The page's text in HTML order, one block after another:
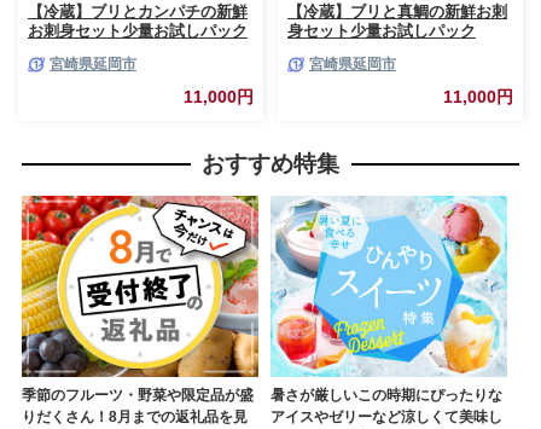
【冷蔵】ブリとカンパチの新鮮
お刺身セット少量お試しパック
宮崎県延岡市
11,000円
【冷蔵】ブリと真鯛の新鮮お刺
身セット少量お試しパック
宮崎県延岡市
11,000円
おすすめ特集
季節のフルーツ・野菜や限定品が盛
りだくさん！8月までの返礼品を見
暑さが厳しいこの時期にぴったりな
アイスやゼリーなど涼しくて美味し